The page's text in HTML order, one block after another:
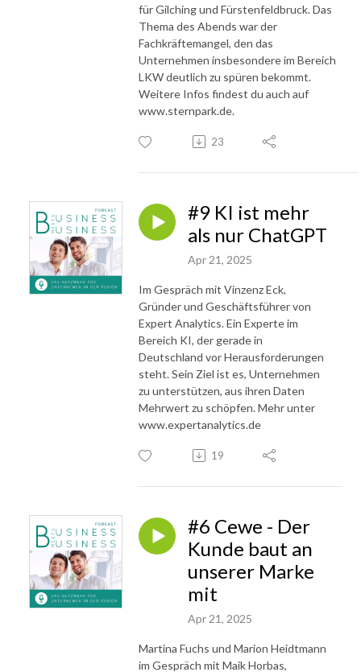
Klingt spannend? Dann hören Sie rein und werden Sie Teil des Netzwerks
– vernetzt.stark.sein! Wir freuen uns auf Sie!
für Gilching und Fürstenfeldbruck. Das
Thema des Abends war der
Fachkräftemangel, den das
Unternehmen insbesondere im Bereich
LKW deutlich zu spüren bekommt.
Weitere Infos findest du auch auf
www.sternpark.de.
23
#9 KI ist mehr
als nur ChatGPT
Apr 21, 2025
Im Gespräch mit Vinzenz Eck,
Gründer und Geschäftsführer von
Expert Analytics. Ein Experte im
Bereich KI, der gerade in
Deutschland vor Herausforderungen
steht. Sein Ziel ist es, Unternehmen
zu unterstützen, aus ihren Daten
Mehrwert zu schöpfen. Mehr unter
www.expertanalytics.de
19
#6 Cewe - Der
Kunde baut an
unserer Marke
mit
Apr 21, 2025
Martina Fuchs und Marion Heidtmann
im Gespräch mit Maik Horbas,